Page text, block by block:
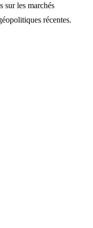
sur les marchés
récentes.